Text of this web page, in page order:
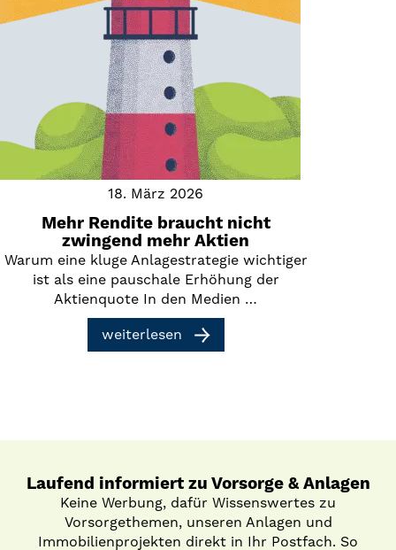
18. März 2026
Mehr Rendite braucht nicht
zwingend mehr Aktien
Warum eine kluge Anlagestrategie wichtiger
ist als eine pauschale Erhöhung der
Aktienquote In den Medien …
weiterlesen
Laufend informiert zu Vorsorge & Anlagen
Keine Werbung, dafür Wissenswertes zu
Vorsorgethemen, unseren Anlagen und
Immobilienprojekten direkt in Ihr Postfach. So